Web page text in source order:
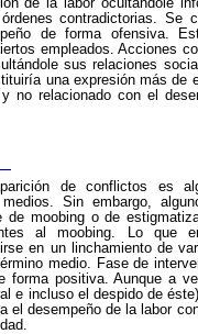
de la labor ocultándole
contradictorias. Se
de forma ofensiva.
empleados. Acciones
sus relaciones
una expresión más de
no relacionado con el
de conflictos es
Sin embargo,
moobing o de
al moobing. Lo que
en un linchamiento de
medio. Fase de
forma positiva. Aunque a
e incluso el despido de
desempeño de la labor